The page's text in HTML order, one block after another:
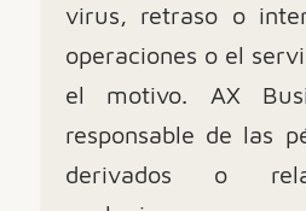
virus, retraso o
operaciones o el
el motivo. AX
responsable de las
derivados o